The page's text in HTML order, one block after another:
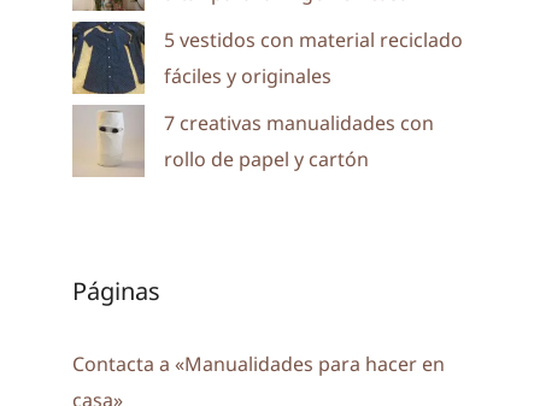
5 vestidos con material reciclado
fáciles y originales
7 creativas manualidades con
rollo de papel y cartón
Páginas
Contacta a «Manualidades para hacer en
casa»